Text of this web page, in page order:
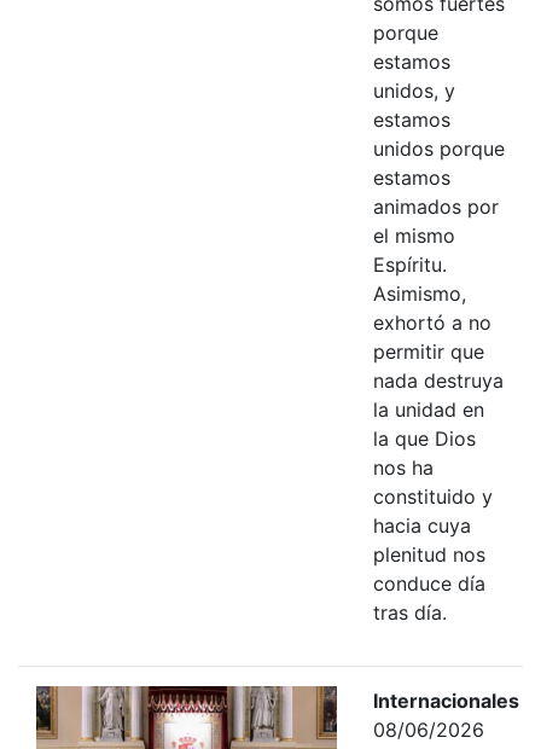
porque
estamos
unidos, y
estamos
unidos porque
estamos
animados por
el mismo
Espíritu.
Asimismo,
exhortó a no
permitir que
nada destruya
la unidad en
la que Dios
nos ha
constituido y
hacia cuya
plenitud nos
conduce día
tras día.
Internacionales
08/06/2026